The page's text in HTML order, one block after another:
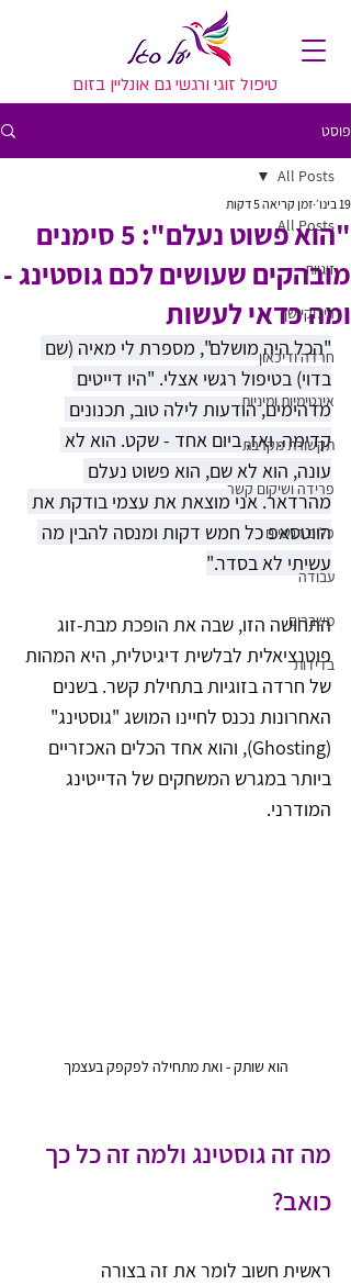
טיפול זוגי ורגשי גם אונליין בזום
פוסט
All Posts
זוגיות
רילוקיישן
חרדה ודיכאון
אינטימיות ומיניות
תקשורת מקרבת
פרידה ושיקום קשר
כלים רגשיים
עבודה
משברים
בדידות
All Posts
"הוא פשוט נעלם": 5 סימנים
מובהקים שעושים לכם גוסטינג -
ומה כדאי לעשות
19 בינו׳ זמן קריאה 5 דקות
"הכל היה מושלם", מספרת לי מאיה (שם
בדוי) בטיפול רגשי אצלי. "היו דייטים
מדהימים, הודעות לילה טוב, תכנונים
קדימה. ואז, ביום אחד - שקט. הוא לא
עונה, הוא לא שם, הוא פשוט נעלם
מהרדאר. אני מוצאת את עצמי בודקת את
הווטסאפ כל חמש דקות ומנסה להבין מה
עשיתי לא בסדר."
התחושה הזו, שבה את הופכת מבת-זוג
פוטנציאלית לבלשית דיגיטלית, היא המהות
של חרדה בזוגיות בתחילת קשר. בשנים
האחרונות נכנס לחיינו המושג "גוסטינג"
(Ghosting), והוא אחד הכלים האכזריים
ביותר במגרש המשחקים של הדייטינג
המודרני.
הוא שותק - ואת מתחילה לפקפק בעצמך
מה זה גוסטינג ולמה זה כל כך
כואב?
ראשית חשוב לומר את זה בצורה